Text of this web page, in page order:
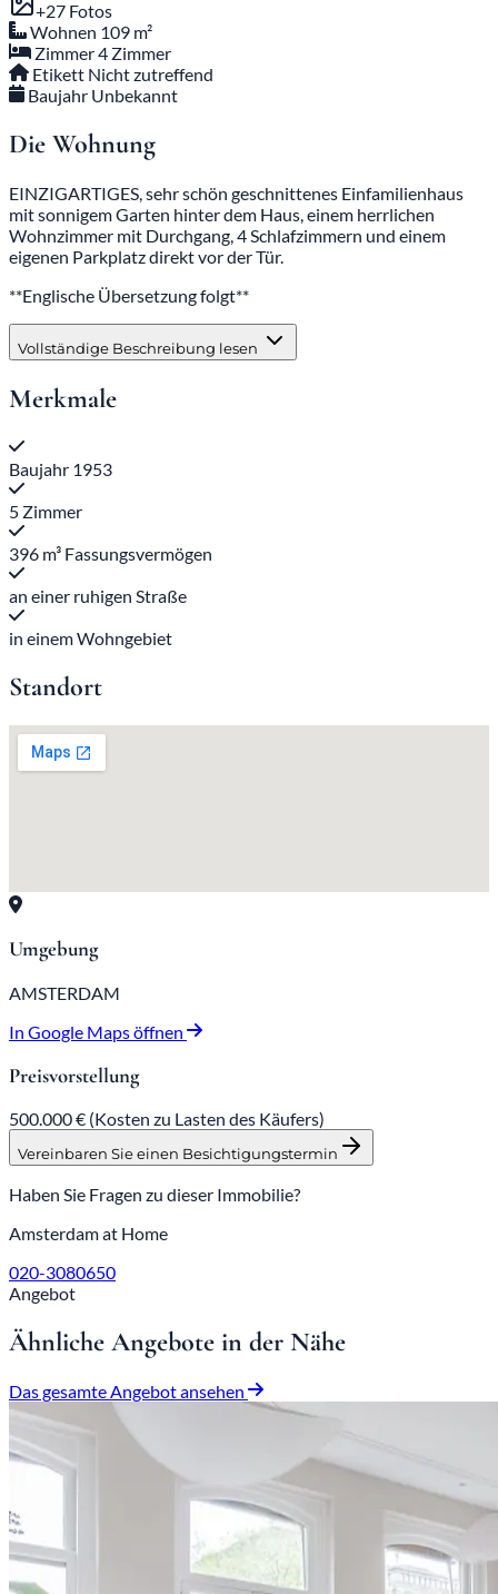
+27 Fotos
Wohnen 109 m²
Zimmer4 Zimmer
Etikett Nicht zutreffend
Baujahr Unbekannt
Die Wohnung
EINZIGARTIGES, sehr schön geschnittenes Einfamilienhaus
mit sonnigem Garten hinter dem Haus, einem herrlichen
Wohnzimmer mit Durchgang, 4 Schlafzimmern und einem
eigenen Parkplatz direkt vor der Tür.
**Englische Übersetzung folgt**
Vollständige Beschreibung lesen
Merkmale
Baujahr 1953
5 Zimmer
396 m³ Fassungsvermögen
an einer ruhigen Straße
in einem Wohngebiet
Standort
Umgebung
AMSTERDAM
In Google Maps öffnen
Preisvorstellung
500.000 € (Kosten zu Lasten des Käufers)
Vereinbaren Sie einen Besichtigungstermin
Haben Sie Fragen zu dieser Immobilie?
Amsterdam at Home
020-3080650
Angebot
Ähnliche Angebote in der Nähe
Das gesamte Angebot ansehen